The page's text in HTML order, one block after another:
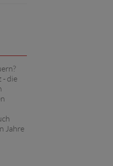
- die
Jahre